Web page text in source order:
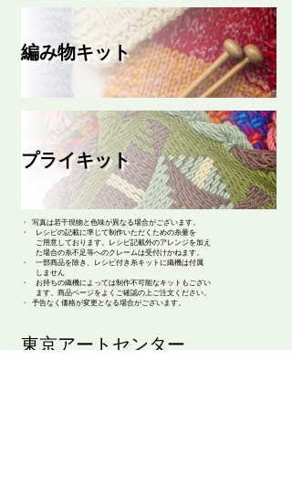
編み物キット
プライキット
・ 写真は若干現物と色味が異なる場合がございます。
・ レシピの記載に準じて制作いただくための糸量を
ご用意しております。レシピ記載外のアレンジを加え
た場合の糸不足等へのクレームは受付けかねます。
​・ 一部商品を除き、レシピ付き糸キットに織機は付属
しません
・ お持ちの織機によっては制作不可能なキットもござい
ます。商品ページをよくご確認の上ご注文ください。
・ 予告なく価格が変更となる場合がございます。
​東京アートセンター